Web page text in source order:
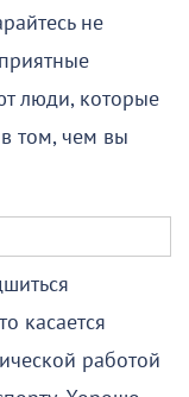
не
люди, которые
том, чем вы
касается
работой